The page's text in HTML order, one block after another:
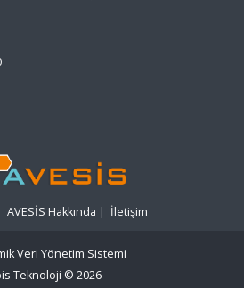
AVESİS Hakkında | İletişim
Veri Yönetim Sistemi
Teknoloji © 2026